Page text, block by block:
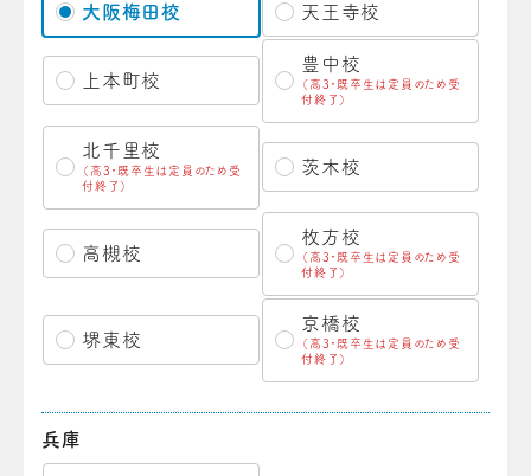
大阪梅田校 天王寺校
上本町校
豊中校
（高3・既卒生は定員のため受
付終了）
北千里校
（高3・既卒生は定員のため受
付終了）
茨木校
高槻校
枚方校
（高3・既卒生は定員のため受
付終了）
堺東校
京橋校
（高3・既卒生は定員のため受
付終了）
兵庫